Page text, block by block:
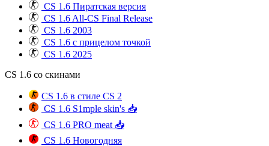
CS 1.6 Пиратская версия
CS 1.6 All-CS Final Release
CS 1.6 2003
CS 1.6 с прицелом точкой
CS 1.6 2025
CS 1.6 со скинами
CS 1.6 в стиле CS 2
CS 1.6 S1mple skin's 📥
CS 1.6 PRO meat 📥
CS 1.6 Новогодняя